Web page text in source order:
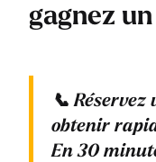
gagnez
📞Réservez
obtenir
En30